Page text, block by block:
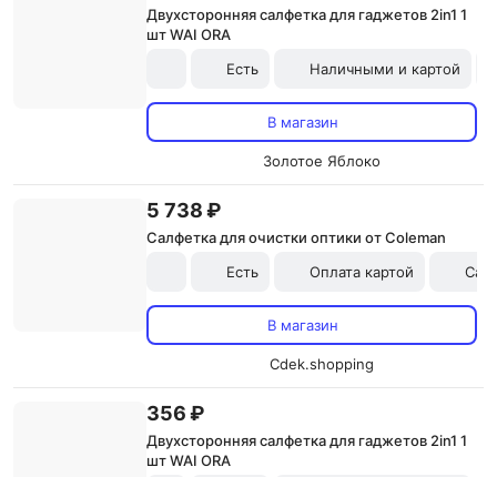
Двухсторонняя салфетка для гаджетов 2in1 1
шт WAI ORA
Есть
Наличными и картой
В магазин
Золотое Яблоко
5 738 ₽
Салфетка для очистки оптики от Coleman
Есть
Оплата картой
В магазин
Cdek.shopping
356 ₽
Двухсторонняя салфетка для гаджетов 2in1 1
шт WAI ORA